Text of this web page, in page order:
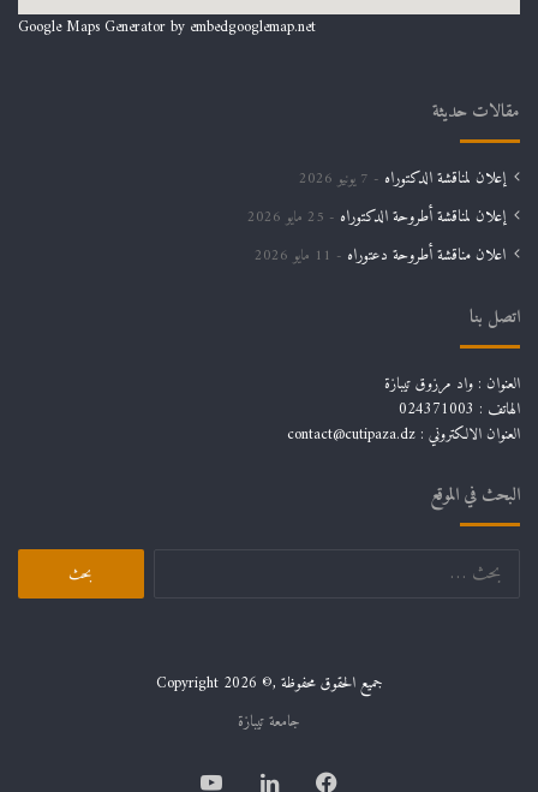
Google Maps Generator by embedgooglemap.net
مقالات حديثة
إعلان لمناقشة الدكتوراه 7 يونيو 2026
إعلان لمناقشة أطروحة الدكتوراه 25 مايو 2026
اعلان مناقشة أطروحة دعتوراه 11 مايو 2026
اتصل بنا
العنوان : واد مرزوق تيبازة
الهاتف : 024371003
العنوان الالكتروني : contact@cutipaza.dz
البحث في الموقع
البحث
جميع الحقوق محفوظة ,© Copyright 2026
جامعة تيبازة
فيسبوكلينكدإن يوتيوب